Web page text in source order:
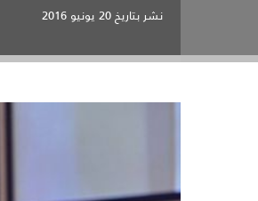
نشر بتاريخ20 يونيو 2016